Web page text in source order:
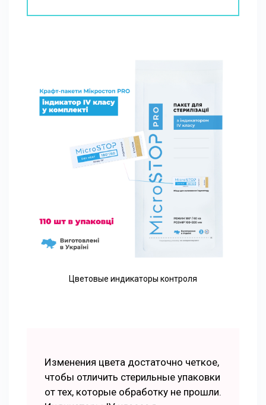
Цветовые индикаторы контроля
Изменения цвета достаточно четкое,
чтобы отличить стерильные упаковки
от тех, которые обработку не прошли.